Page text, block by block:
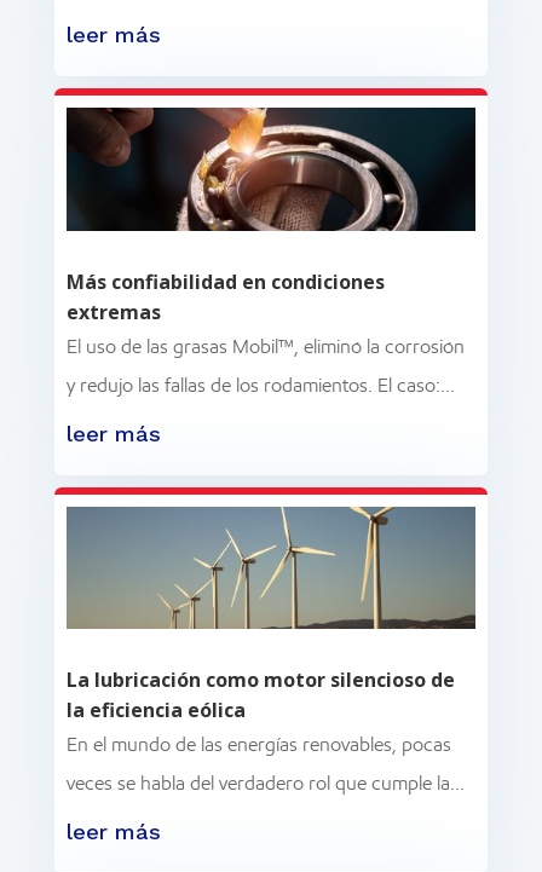
leer más
Más confiabilidad en condiciones
extremas
El uso de las grasas Mobil™, eliminó la corrosión
y redujo las fallas de los rodamientos. El caso:...
leer más
La lubricación como motor silencioso de
la eficiencia eólica
En el mundo de las energías renovables, pocas
veces se habla del verdadero rol que cumple la...
leer más